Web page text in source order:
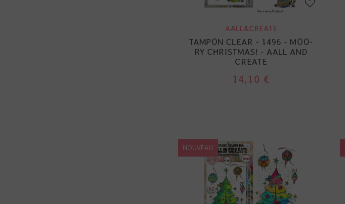
AALL&CREATE
TAMPON CLEAR - 1496 - MOO-
RY CHRISTMAS! - AALL AND
CREATE
14,10 €
NOUVEAU